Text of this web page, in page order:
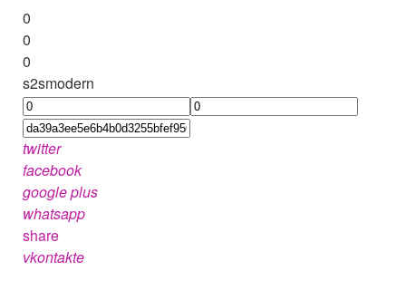
0
0
0
s2smodern
twitter
facebook
google plus
whatsapp
share
vkontakte